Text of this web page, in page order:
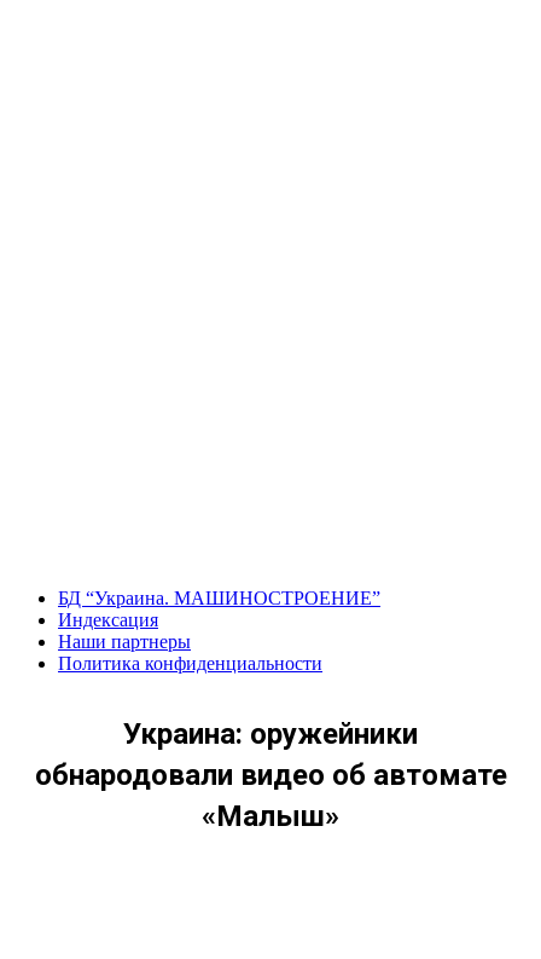
содержанию
БД “Украина. МАШИНОСТРОЕНИЕ”
Индекcация
Наши партнеры
Политика конфиденциальности
Украина: оружейники
обнародовали видео об автомате
«Малыш»